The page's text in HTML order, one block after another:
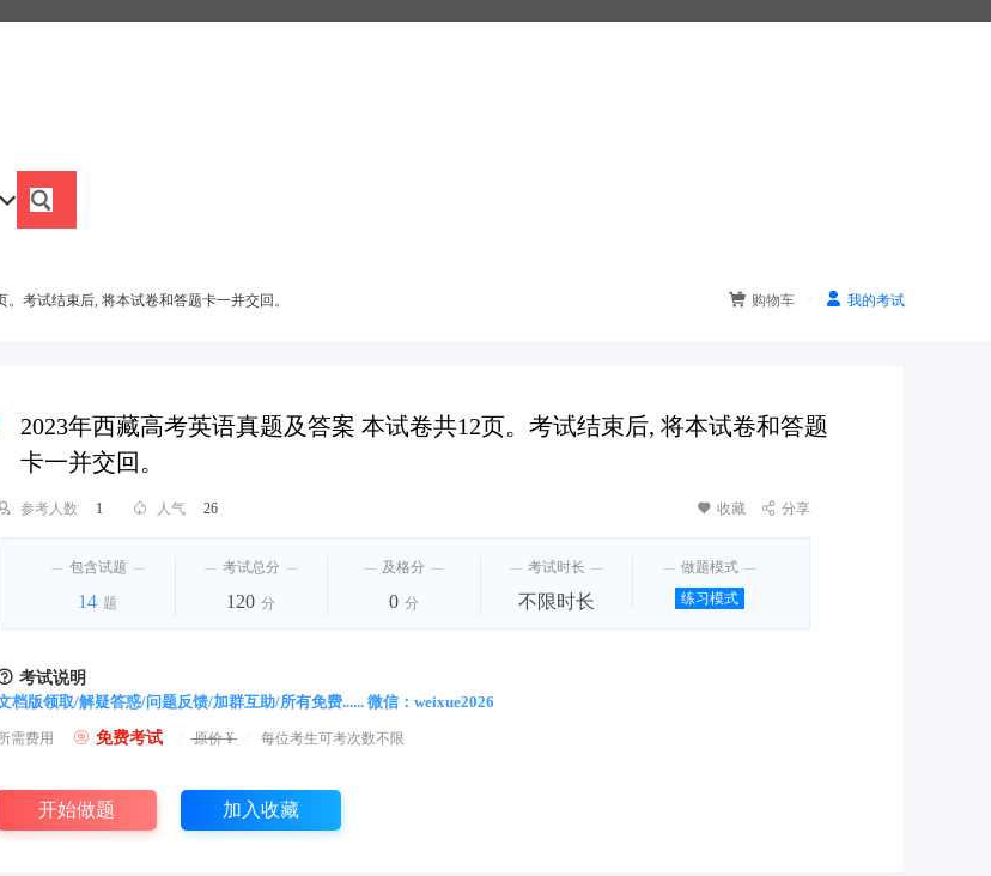
 购物车  我的考试
考试结束后, 将本试卷和答题卡一并交回。
2023年西藏高考英语真题及答案 本试卷共12页。考试结束后, 将本试卷和答题
卡一并交回。
 收藏  分享
参考人数 1  人气 26
包含试题
14 题
考试总分
120 分
及格分
0 分
考试时长
不限时长
做题模式
练习模式
考试说明
档版领取/解疑答惑/问题反馈/加群互助/所有免费...... 微信：weixue2026
需费用  免费考试 原价 ¥ 每位考生可考次数不限
开始做题 加入收藏